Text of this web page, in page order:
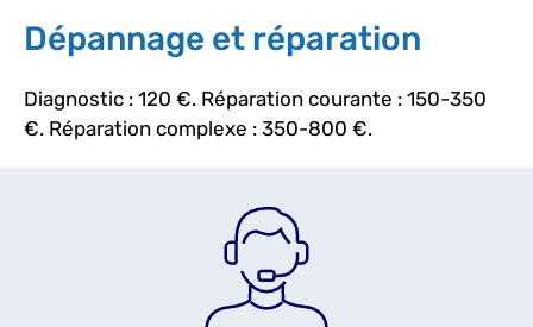
Dépannage et réparation
Diagnostic : 120 €. Réparation courante : 150-350
€. Réparation complexe : 350-800 €.